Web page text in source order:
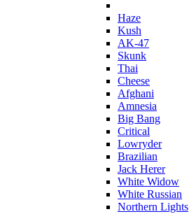
Haze
Kush
AK-47
Skunk
Thai
Cheese
Afghani
Amnesia
Big Bang
Critical
Lowryder
Brazilian
Jack Herer
White Widow
White Russian
Northern Lights